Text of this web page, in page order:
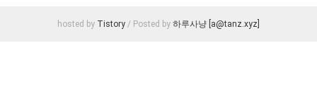
hosted by Tistory / Posted by 하루사냥 [a@tanz.xyz]